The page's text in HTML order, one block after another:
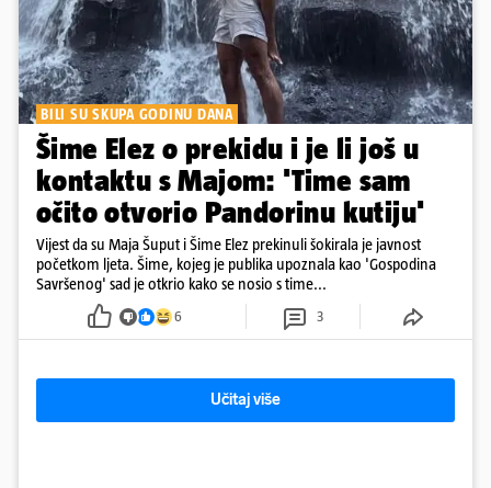
BILI SU SKUPA GODINU DANA
Šime Elez o prekidu i je li još u
kontaktu s Majom: 'Time sam
očito otvorio Pandorinu kutiju'
Vijest da su Maja Šuput i Šime Elez prekinuli šokirala je javnost
početkom ljeta. Šime, kojeg je publika upoznala kao 'Gospodina
Savršenog' sad je otkrio kako se nosio s time...
6 3
Učitaj više